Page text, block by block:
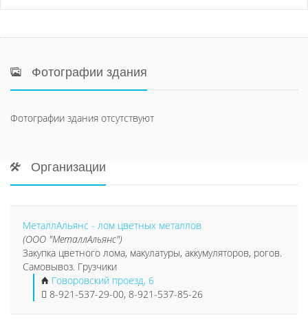
Фотографии здания
Фотографии здания отсутствуют
Организации
МеталлАльянс - лом цветных металлов
(ООО "МеталлАльянс")
Закупка цветного лома, макулатуры, аккумуляторов, рогов.
Самовывоз. Грузчики
Говоровский проезд, 6
8-921-537-29-00, 8-921-537-85-26